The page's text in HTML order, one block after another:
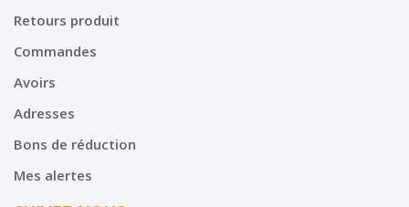
Retours produit
Commandes
Avoirs
Adresses
Bons de réduction
Mes alertes